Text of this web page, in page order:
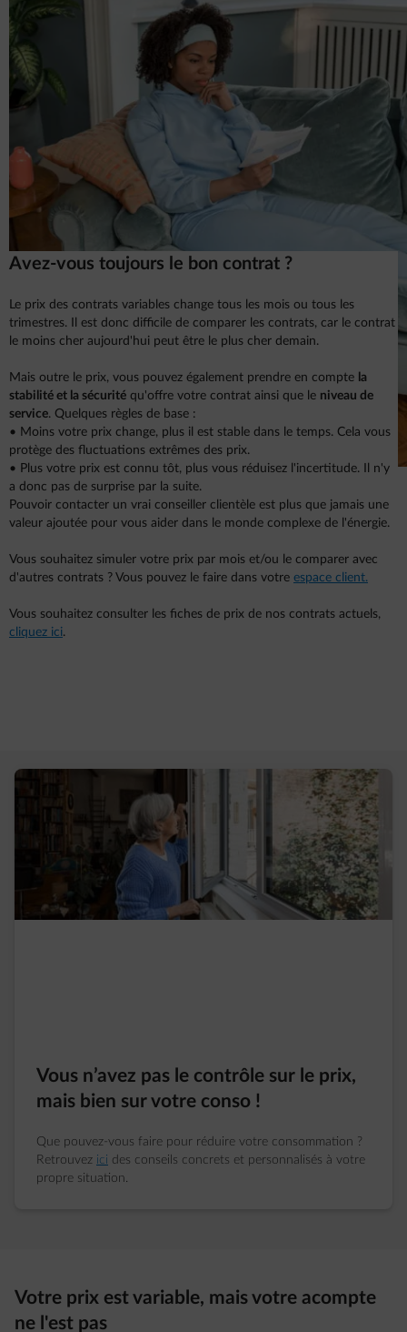
Avez-vous toujours le bon contrat ?
Le prix des contrats variables change tous les mois ou tous les
trimestres. Il est donc difficile de comparer les contrats, car le contrat
le moins cher aujourd'hui peut être le plus cher demain.
Mais outre le prix, vous pouvez également prendre en compte la
stabilité et la sécurité qu'offre votre contrat ainsi que le niveau de
service. Quelques règles de base :
• Moins votre prix change, plus il est stable dans le temps. Cela vous
protège des fluctuations extrêmes des prix.
• Plus votre prix est connu tôt, plus vous réduisez l'incertitude. Il n'y
a donc pas de surprise par la suite.
Pouvoir contacter un vrai conseiller clientèle est plus que jamais une
valeur ajoutée pour vous aider dans le monde complexe de l'énergie.
Vous souhaitez simuler votre prix par mois et/ou le comparer avec
d'autres contrats ? Vous pouvez le faire dans votre espace client.
Vous souhaitez consulter les fiches de prix de nos contrats actuels,
cliquez ici.
Vous n’avez pas le contrôle sur le prix,
mais bien sur votre conso !
Que pouvez-vous faire pour réduire votre consommation ?
Retrouvez ici des conseils concrets et personnalisés à votre
propre situation.
Votre prix est variable, mais votre acompte
ne l'est pas